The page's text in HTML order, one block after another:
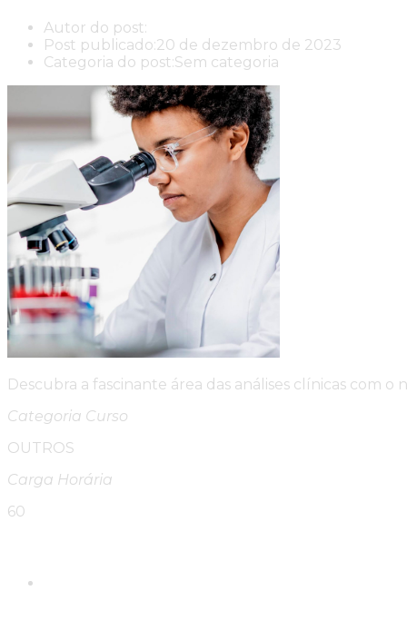
Autor do post:
Post publicado:20 de dezembro de 2023
Categoria do post:Sem categoria
Descubra a fascinante área das análises clínicas com
Categoria Curso
OUTROS
Carga Horária
60